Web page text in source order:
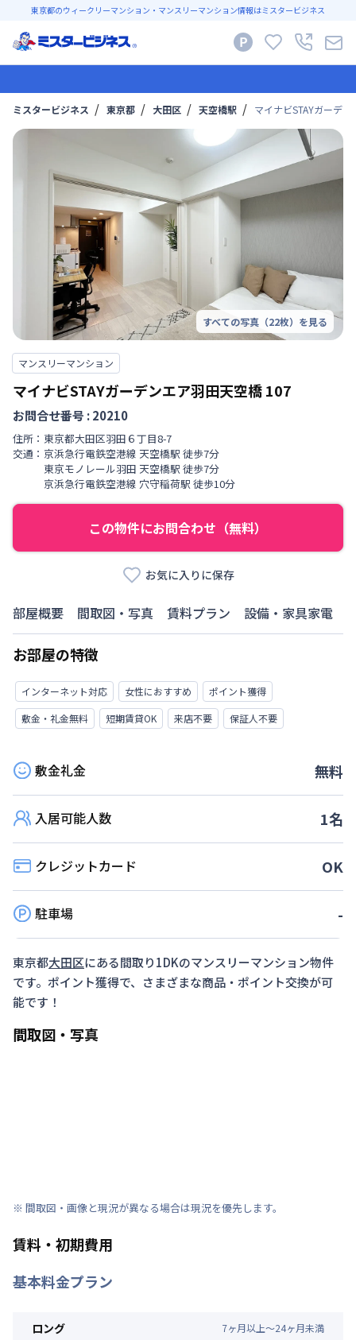
東京都のウィークリーマンション・マンスリーマンション情報はミスタービジネス
ミスタービジネス 東京都 大田区 天空橋駅 マイナビSTAYガーデ
すべての写真（22枚）を見る
マンスリーマンション
マイナビSTAYガーデンエア羽田天空橋107
お問合せ番号 :20210
住所： 東京都大田区羽田 ６丁目8-7
交通： 京浜急行電鉄空港線 天空橋駅 徒歩7分
東京モノレール羽田 天空橋駅 徒歩7分
京浜急行電鉄空港線 穴守稲荷駅 徒歩10分
この物件にお問合わせ（無料）
お気に入りに保存
部屋概要 間取図・写真 賃料プラン 設備・家具家電
お部屋の特徴
インターネット対応 女性におすすめ
ポイント獲得
敷金・礼金無料
短期賃貸OK 来店不要 保証人不要
敷金礼金 無料
入居可能人数 1名
クレジットカード OK
駐車場 -
東京都大田区にある間取り1DKのマンスリーマンション物件
です。ポイント獲得で、さまざまな商品・ポイント交換が可
能です！
間取図・写真
※ 間取図・画像と現況が異なる場合は現況を優先します。
賃料・初期費用
基本料金プラン
ロング 7ヶ月以上～24ヶ月未満